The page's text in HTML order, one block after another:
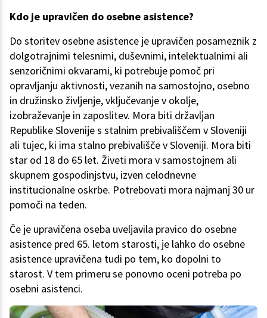
Kdo je upravičen do osebne asistence?
Do storitev osebne asistence je upravičen posameznik z
dolgotrajnimi telesnimi, duševnimi, intelektualnimi ali
senzoričnimi okvarami, ki potrebuje pomoč pri
opravljanju aktivnosti, vezanih na samostojno, osebno
in družinsko življenje, vključevanje v okolje,
izobraževanje in zaposlitev. Mora biti državljan
Republike Slovenije s stalnim prebivališčem v Sloveniji
ali tujec, ki ima stalno prebivališče v Sloveniji. Mora biti
star od 18 do 65 let. Živeti mora v samostojnem ali
skupnem gospodinjstvu, izven celodnevne
institucionalne oskrbe. Potrebovati mora najmanj 30 ur
pomoči na teden.
Če je upravičena oseba uveljavila pravico do osebne
asistence pred 65. letom starosti, je lahko do osebne
asistence upravičena tudi po tem, ko dopolni to
starost. V tem primeru se ponovno oceni potreba po
osebni asistenci.